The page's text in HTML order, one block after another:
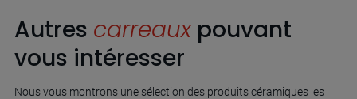
Autres carreauxpouvant
vous intéresser
Nous vous montrons une sélection des produits céramiques les